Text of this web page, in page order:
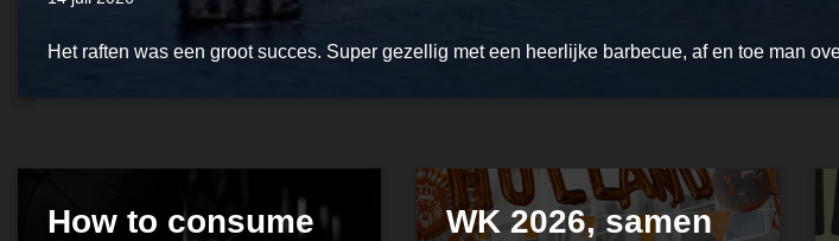
Het raften was een groot succes. Super gezellig met een heerlijke barbecue, af en toe man
How to consume
WK 2026, samen